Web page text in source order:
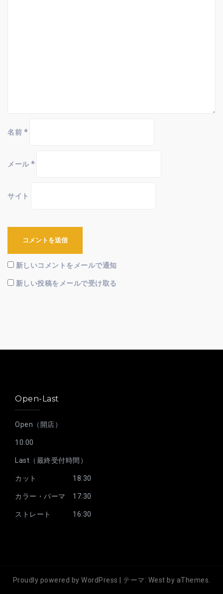
名前 *
メール*
サイト
新しいコメントをメールで通知
新しい投稿をメールで受け取る
Open-Last
Open（開店）
10:00
Last（最終受付時間）
カット 18:30
カラー・パーマ 17:30
ストレート 16:30
Proudly powered by WordPress テーマ: West by aThemes.